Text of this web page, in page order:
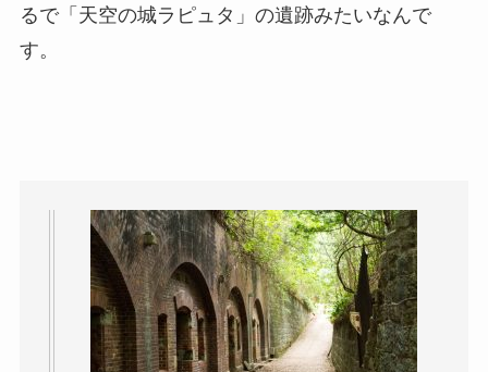
るで「天空の城ラピュタ」の遺跡みたいなんで
す。